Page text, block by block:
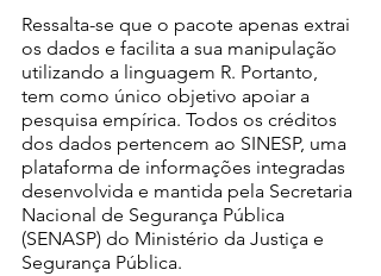
Ressalta-se que o pacote apenas extrai
os dados e facilita a sua manipulação
utilizando a linguagem R. Portanto,
tem como único objetivo apoiar a
pesquisa empírica. Todos os créditos
dos dados pertencem ao SINESP, uma
plataforma de informações integradas
desenvolvida e mantida pela Secretaria
Nacional de Segurança Pública
(SENASP) do Ministério da Justiça e
Segurança Pública.